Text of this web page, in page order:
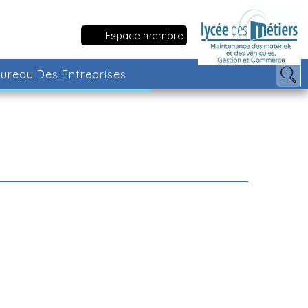
Des Entreprises
Espace membre